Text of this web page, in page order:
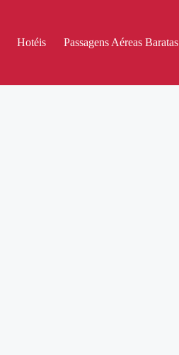
Hotéis Passagens Aéreas Baratas